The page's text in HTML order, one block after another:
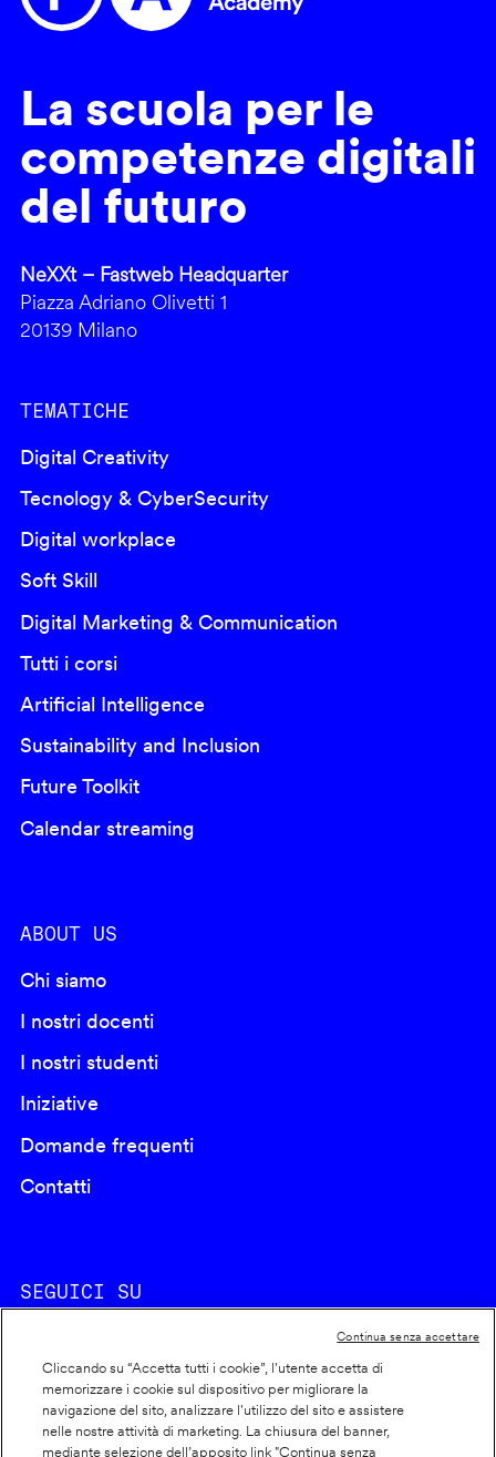
La scuola per le
competenze digitali
del futuro
NeXXt – Fastweb Headquarter
Piazza Adriano Olivetti 1
20139 Milano
TEMATICHE
Digital Creativity
Tecnology & CyberSecurity
Digital workplace
Soft Skill
Digital Marketing & Communication
Tutti i corsi
Artificial Intelligence
Sustainability and Inclusion
Future Toolkit
Calendar streaming
ABOUT US
Chi siamo
I nostri docenti
I nostri studenti
Iniziative
Domande frequenti
Contatti
SEGUICI SU
Cookie policy
Cliccando su “Accetta tutti i cookie”, l'utente accetta di
memorizzare i cookie sul dispositivo per migliorare la
navigazione del sito, analizzare l'utilizzo del sito e assistere
nelle nostre attività di marketing. La chiusura del banner,
mediante selezione dell’apposito link "Continua senza
Continua senza accettare